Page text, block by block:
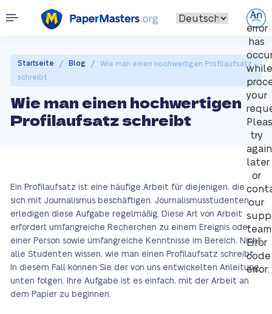
An
error
has
while
your
try
again
later
or
our
Error
code
error:
Startseite / Blog /
Wie man einen hochwertigen Profilaufsatz
schreibt
Wie man einen hochwertigen
Profilaufsatz schreibt
Ein Profilaufsatz ist eine häufige Arbeit für diejenigen, die
sich mit Journalismus beschäftigen. Journalismusstudenten
erledigen diese Aufgabe regelmäßig. Diese Art von Arbeit
erfordert umfangreiche Recherchen zu einem Ereignis oder
einer Person sowie umfangreiche Kenntnisse im Bereich. Nicht
alle Studenten wissen, wie man einen Profilaufsatz schreibt.
In diesem Fall können Sie der von uns entwickelten Anleitung
unten folgen. Ihre Aufgabe ist es einfach, mit der Arbeit an
dem Papier zu beginnen.